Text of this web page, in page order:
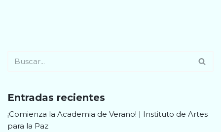
Entradas recientes
¡Comienza la Academia de Verano! | Instituto de Artes
para la Paz